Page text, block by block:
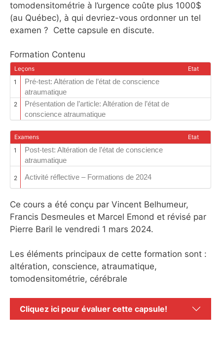
tomodensitométrie à l’urgence coûte plus 1000$
(au Québec), à qui devriez-vous ordonner un tel
examen ? Cette capsule en discute.
Formation Contenu
Leçons
Etat
1
Pré-test: Altération de l’état de conscience
atraumatique
2
Présentation de l’article: Altération de l’état de
conscience atraumatique
Examens
Etat
1
Post-test: Altération de l’état de conscience
atraumatique
2 Activité réflective – Formations de 2024
Ce cours a été conçu par Vincent Belhumeur,
Francis Desmeules et Marcel Emond et révisé par
Pierre Baril le vendredi 1 mars 2024.
Les éléments principaux de cette formation sont :
altération, conscience, atraumatique,
tomodensitométrie, cérébrale
Cliquez ici pour évaluer cette capsule!